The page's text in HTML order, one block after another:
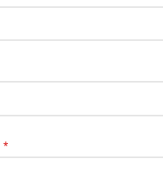
*